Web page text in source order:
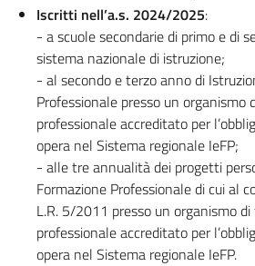
Iscritti nell’a.s. 2024/2025:
- a scuole secondarie di primo e di
sistema nazionale di istruzione;
- al secondo e terzo anno di
Professionale presso un organismo
professionale accreditato per
opera nel Sistema regionale IeFP;
- alle tre annualità dei progetti
Formazione Professionale di cui al
L.R. 5/2011 presso un organismo
professionale accreditato per
opera nel Sistema regionale IeFP.